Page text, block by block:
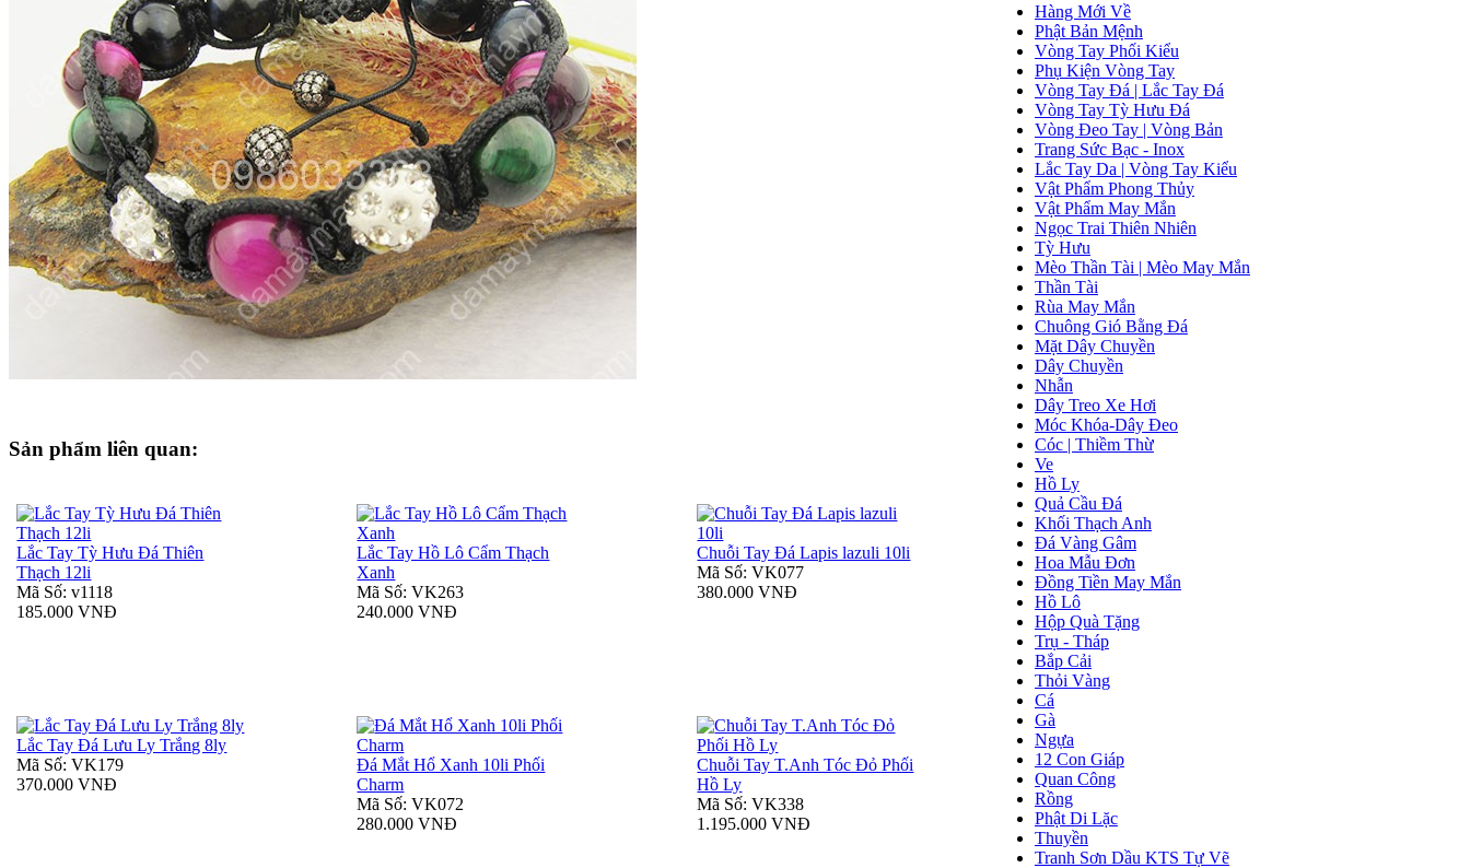
Sản phẩm liên quan:
Lắc Tay Tỳ Hưu Đá Thiên
Thạch 12li
Mã Số: v1118
185.000 VNĐ
Lắc Tay Hồ Lô Cẩm Thạch
Xanh
Mã Số: VK263
240.000 VNĐ
Chuỗi Tay Đá Lapis lazuli 10li
Mã Số: VK077
380.000 VNĐ
Lắc Tay Đá Lưu Ly Trắng 8ly
Mã Số: VK179
370.000 VNĐ
Đá Mắt Hổ Xanh 10li Phối
Charm
Mã Số: VK072
280.000 VNĐ
Chuỗi Tay T.Anh Tóc Đỏ Phối
Hồ Ly
Mã Số: VK338
1.195.000 VNĐ
Hàng Mới Về
Phật Bản Mệnh
Vòng Tay Phối Kiểu
Phụ Kiện Vòng Tay
Vòng Tay Đá | Lắc Tay Đá
Vòng Tay Tỳ Hưu Đá
Vòng Đeo Tay | Vòng Bản
Trang Sức Bạc - Inox
Lắc Tay Da | Vòng Tay Kiểu
Vật Phẩm Phong Thủy
Vật Phẩm May Mắn
Ngọc Trai Thiên Nhiên
Tỳ Hưu
Mèo Thần Tài | Mèo May Mắn
Thần Tài
Rùa May Mắn
Chuông Gió Bằng Đá
Mặt Dây Chuyền
Dây Chuyền
Nhẫn
Dây Treo Xe Hơi
Móc Khóa-Dây Đeo
Cóc | Thiềm Thừ
Ve
Hồ Ly
Quả Cầu Đá
Khối Thạch Anh
Đá Vàng Gâm
Hoa Mẫu Đơn
Đồng Tiền May Mắn
Hồ Lô
Hộp Quà Tặng
Trụ - Tháp
Bắp Cải
Thỏi Vàng
Cá
Gà
Ngựa
12 Con Giáp
Quan Công
Rồng
Phật Di Lặc
Thuyền
Tranh Sơn Dầu KTS Tự Vẽ